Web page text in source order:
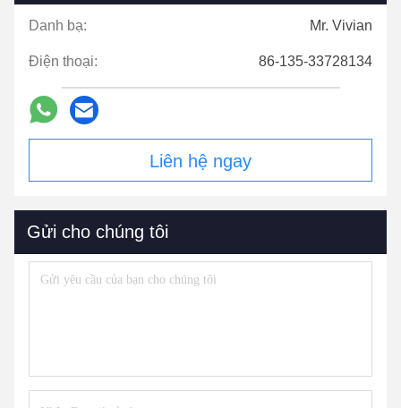
Danh bạ: Mr. Vivian
Điện thoại: 86-135-33728134
Liên hệ ngay
Gửi cho chúng tôi